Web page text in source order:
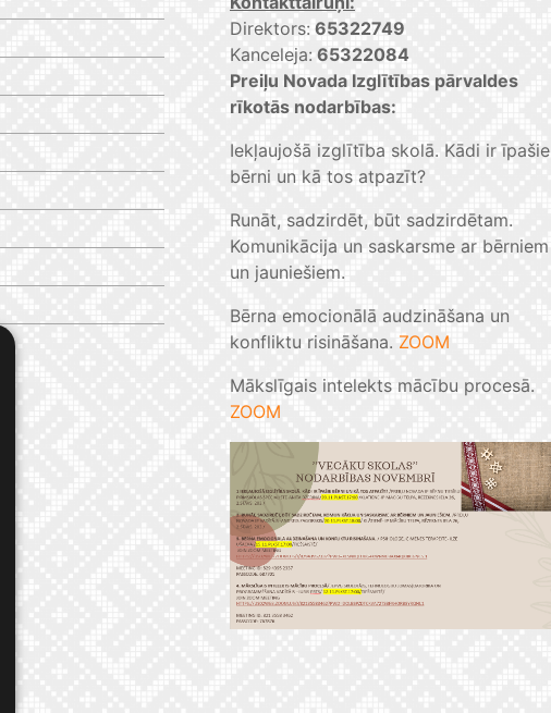
Direktors: 65322749
Kanceleja: 65322084
Preiļu Novada Izglītības pārvaldes
rīkotās nodarbības:
Iekļaujošā izglītība skolā. Kādi ir īpašie
bērni un kā tos atpazīt?
Runāt, sadzirdēt, būt sadzirdētam.
Komunikācija un saskarsme ar bērniem
un jauniešiem.
Bērna emocionālā audzināšana un
konfliktu risināšana. ZOOM
Mākslīgais intelekts mācību procesā.
ZOOM